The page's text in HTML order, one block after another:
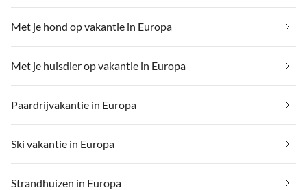
Met je hond op vakantie in Europa
Met je huisdier op vakantie in Europa
Paardrijvakantie in Europa
Ski vakantie in Europa
Strandhuizen in Europa